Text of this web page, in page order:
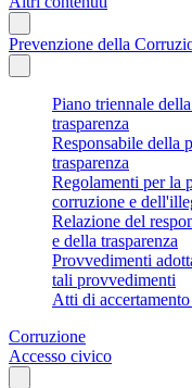
Prevenzione della
Piano triennale
trasparenza
Responsabile della
trasparenza
Regolamenti per la
corruzione e
Relazione del
e della trasparenza
Provvedimenti
tali provvedimenti
Atti di
Corruzione
Accesso civico